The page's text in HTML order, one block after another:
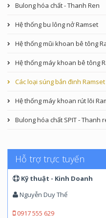
Bulong hóa chất - Thanh Ren
Hệ thống bu lông nở Ramset
Hệ thống mũi khoan bê tông
Hệ thống máy khoan bê tông
Các loại súng bắn đinh Ramset
Hệ thống máy khoan rút lõi
Bulong hóa chất SPIT - Thanh
Hỗ trợ trực tuyến
Kỹ thuật - Kinh Doanh
Nguyễn Duy Thể
0917 555 629